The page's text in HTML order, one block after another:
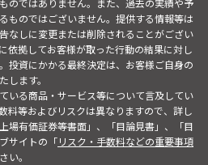
のではありません。また、過去の実績や予
ものではございません。提供する情報等は
なしに変更または削除されることがござい
依拠してお客様が取った行動の結果に対し
投資にかかる最終決定は、お客様ご自身の
します。
いる商品・サービス等について言及してい
料等およびリスクは異なりますので、詳し
場有価証券等書面」、「目論見書」、「目
サイトの「リスク・手数料などの重要事項
い。